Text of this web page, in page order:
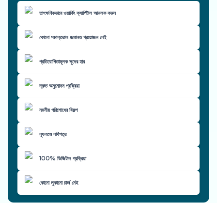
তাৎক্ষণিকভাবে ওয়ার্কিং ক্যাপিটাল আনলক করুন
কোনো সমান্তরাল জমানত প্রয়োজন নেই
প্রতিযোগিতামূলক সুদের হার
দ্রুত অনুমোদন প্রক্রিয়া
নমনীয় পরিশোধের বিকল্প
ন্যূনতম নথিপত্র
100% ডিজিটাল প্রক্রিয়া
কোনো লুকানো চার্জ নেই